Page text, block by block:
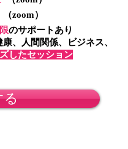
のサポートあり
、人間関係、ビジネス、
したセッション
（zoom）
る